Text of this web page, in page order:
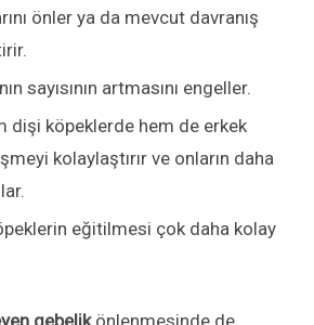
önler ya da mevcut davranış
sayısının artmasını engeller.
dişi köpeklerde hem de erkek
kolaylaştırır ve onların daha
eğitilmesi çok daha kolay
gebelikönlenmesinde de